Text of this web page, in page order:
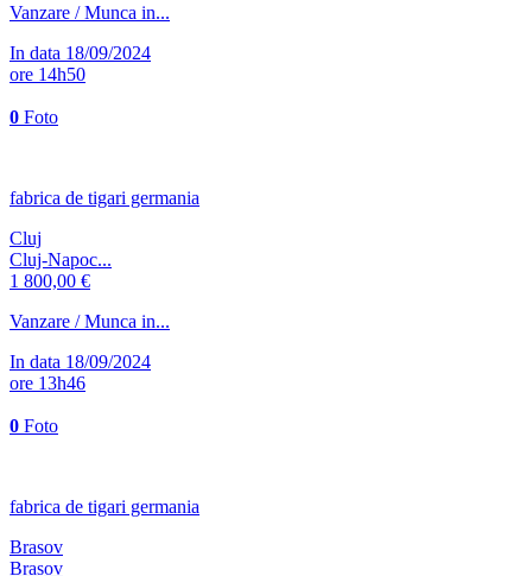
Vanzare / Munca in...
In data 18/09/2024
ore 14h50
0 Foto
fabrica de tigari germania
Cluj
Cluj-Napoc...
1 800,00 €
Vanzare / Munca in...
In data 18/09/2024
ore 13h46
0 Foto
fabrica de tigari germania
Brasov
Brașov